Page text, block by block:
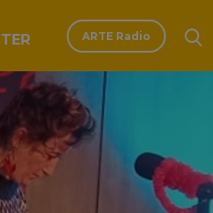
ARTE Radio